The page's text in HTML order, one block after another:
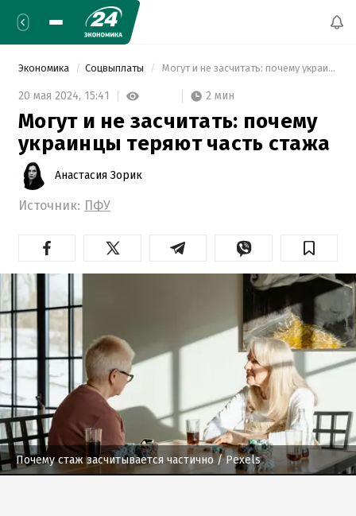
Экономика Соцвыплаты Могут и не засчитать: почему украинцы теряют часть стажа
20 мая 2024, 15:41 2 мин
Могут и не засчитать: почему
украинцы теряют часть стажа
Анастасия Зорик
Источник: ПФУ
Почему стаж засчитывается частично/ Pexels